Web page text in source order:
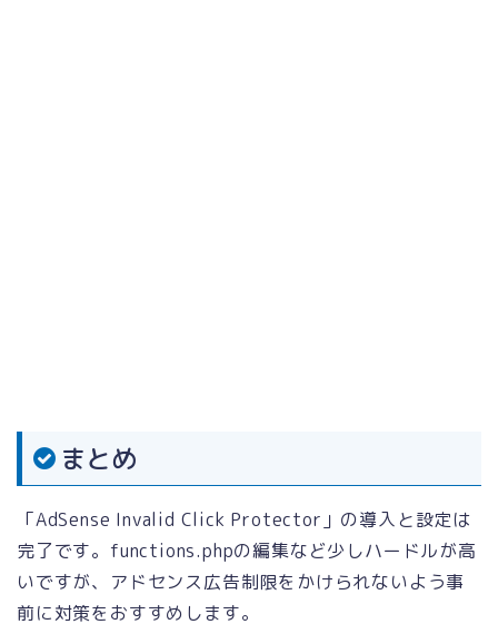
まとめ
「AdSense Invalid Click Protector」の導入と設定は
完了です。functions.phpの編集など少しハードルが高
いですが、アドセンス広告制限をかけられないよう事
前に対策をおすすめします。